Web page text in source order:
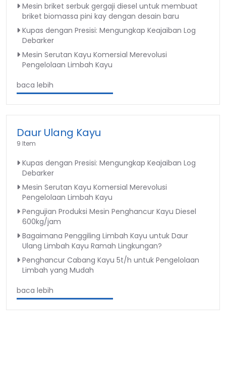
Mesin briket serbuk gergaji diesel untuk membuat
briket biomassa pini kay dengan desain baru
Kupas dengan Presisi: Mengungkap Keajaiban Log
Debarker
Mesin Serutan Kayu Komersial Merevolusi
Pengelolaan Limbah Kayu
baca lebih
Daur Ulang Kayu
9 Item
Kupas dengan Presisi: Mengungkap Keajaiban Log
Debarker
Mesin Serutan Kayu Komersial Merevolusi
Pengelolaan Limbah Kayu
Pengujian Produksi Mesin Penghancur Kayu Diesel
600kg/jam
Bagaimana Penggiling Limbah Kayu untuk Daur
Ulang Limbah Kayu Ramah Lingkungan?
Penghancur Cabang Kayu 5t/h untuk Pengelolaan
Limbah yang Mudah
baca lebih